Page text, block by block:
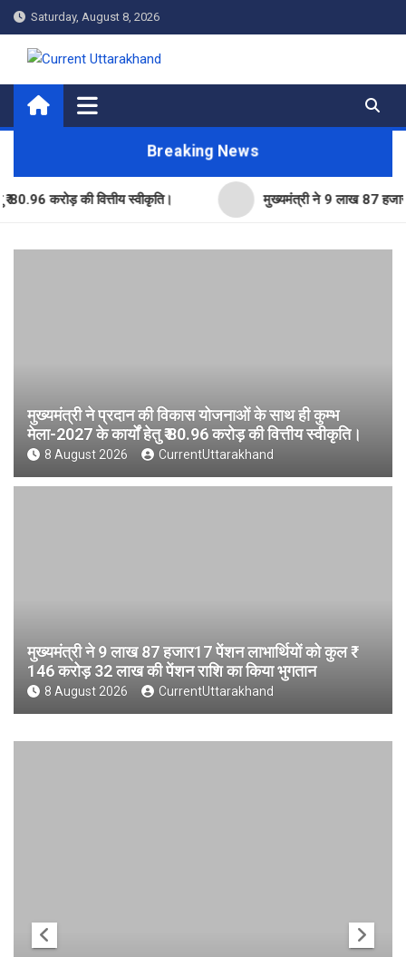
Skip
to
content
Saturday, August 8, 2026
Current Uttarakhand
Breaking News
की वित्तीय स्वीकृति। मुख्यमंत्री ने 9 लाख 87 हजार17 पेंशन
मुख्यमंत्री ने प्रदान की विकास योजनाओं के साथ ही कुम्भ
मेला-2027 के कार्यों हेतु ₹ 80.96 करोड़ की वित्तीय स्वीकृति।
8 August 2026 CurrentUttarakhand
मुख्यमंत्री ने 9 लाख 87 हजार17 पेंशन लाभार्थियों को कुल ₹
146 करोड़ 32 लाख की पेंशन राशि का किया भुगतान
8 August 2026 CurrentUttarakhand